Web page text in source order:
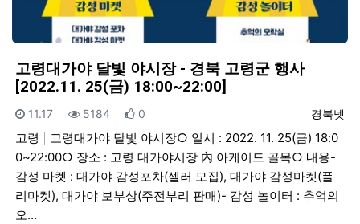
고령대가야 달빛 야시장 - 경북 고령군 행사
[2022.11. 25(금) 18:00~22:00]
등록자
경북넷
등록일
11.17 조회
5184 추천
0
고령
고령대가야 달빛 야시장○ 일시 : 2022. 11. 25(금) 18:0
0~22:00○ 장소 : 고령 대가야시장 內 아케이드 골목○ 내용-
감성 마켓 : 대가야 감성포차(셀러 모집), 대가야 감성마켓(플
리마켓), 대가야 보부상(주전부리 판매)- 감성 놀이터 : 추억의
오…